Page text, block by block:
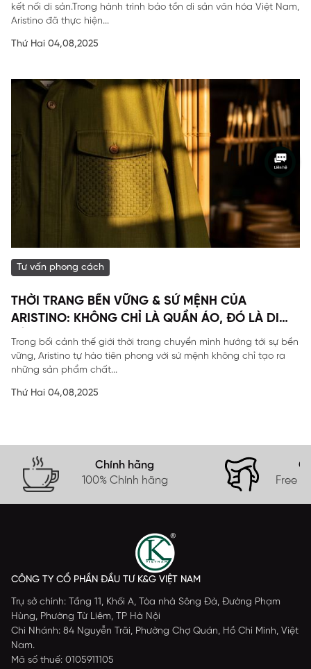
kết nối di sản.Trong hành trình bảo tồn di sản văn hóa Việt Nam,
Aristino đã thực hiện...
Thứ Hai 04,08,2025
Tư vấn phong cách
THỜI TRANG BỀN VỮNG & SỨ MỆNH CỦA
ARISTINO: KHÔNG CHỈ LÀ QUẦN ÁO, ĐÓ LÀ DI
SẢN
Trong bối cảnh thế giới thời trang chuyển mình hướng tới sự bền
vững, Aristino tự hào tiên phong với sứ mệnh không chỉ tạo ra
những sản phẩm chất...
Thứ Hai 04,08,2025
Chính hãng
100% Chính hãng
Free
CÔNG TY CỔ PHẦN ĐẦU TƯ K&G VIỆT NAM
Trụ sở chính: Tầng 11, Khối A, Tòa nhà Sông Đà, Đường Phạm
Hùng, Phường Từ Liêm, TP Hà Nội
Chi Nhánh: 84 Nguyễn Trãi, Phường Chợ Quán, Hồ Chí Minh, Việt
Nam.
Mã số thuế: 0105911105